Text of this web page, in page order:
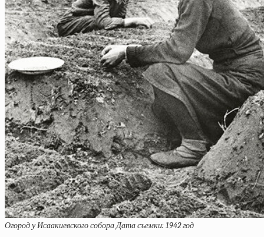
Огород у Исаакиевского собора Дата съемки: 1942 год